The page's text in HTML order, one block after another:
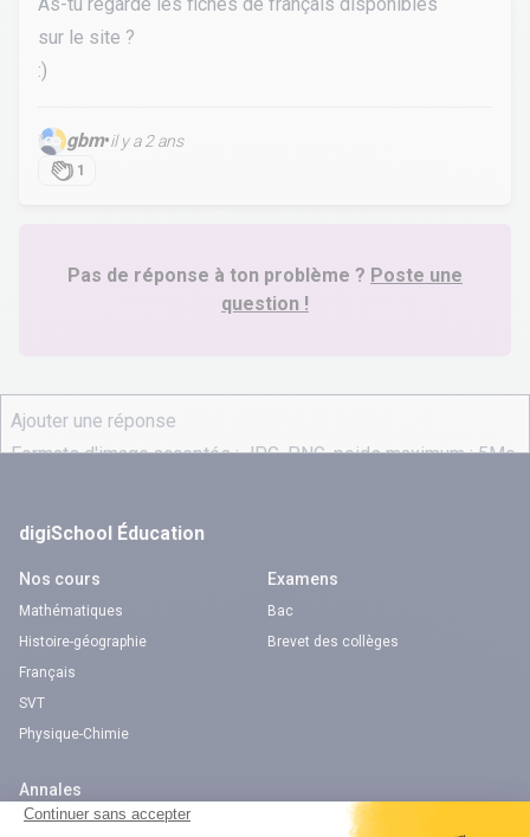
sur le site ?
:)
gbm•il y a 2 ans
1
Pas de réponse à ton problème ? Poste une
question !
digiSchool Éducation
Nos cours
Mathématiques
Histoire-géographie
Français
SVT
Physique-Chimie
Examens
Bac
Brevet des collèges
Annales
Bac